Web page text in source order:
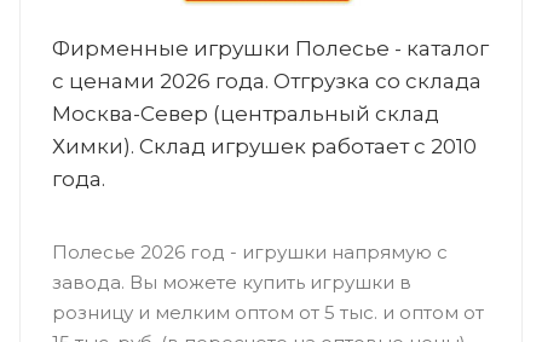
Фирменные игрушки Полесье - каталог
с ценами 2026 года. Отгрузка со склада
Москва-Север (центральный склад
Химки). Склад игрушек работает с 2010
года.
Полесье 2026 год - игрушки напрямую с
завода. Вы можете купить игрушки в
розницу и мелким оптом от 5 тыс. и оптом от